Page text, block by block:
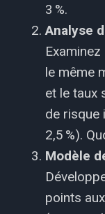
3 %.
Analyse
le même
et le taux
de risque
2,5 %).
Modèle
points